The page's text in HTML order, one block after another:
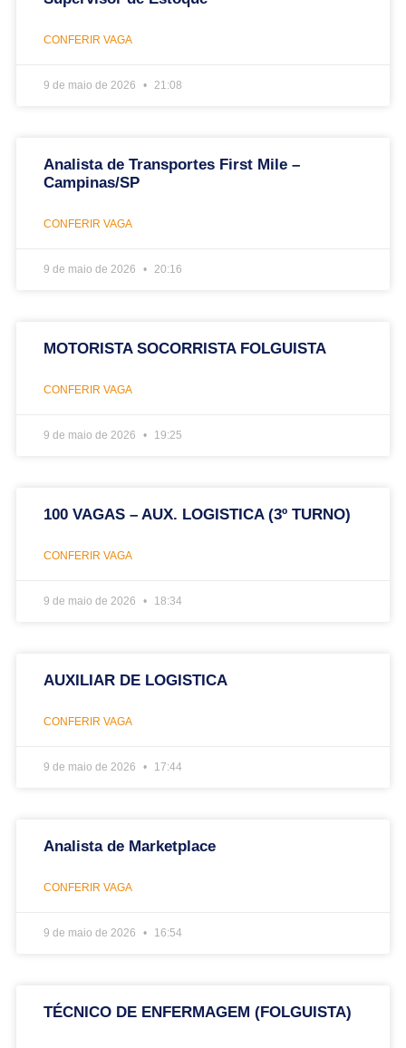
CONFERIR VAGA
9 de maio de 2026 21:08
Analista de Transportes First Mile –
Campinas/SP
CONFERIR VAGA
9 de maio de 2026 20:16
MOTORISTA SOCORRISTA FOLGUISTA
CONFERIR VAGA
9 de maio de 2026 19:25
100 VAGAS – AUX. LOGISTICA (3º TURNO)
CONFERIR VAGA
9 de maio de 2026 18:34
AUXILIAR DE LOGISTICA
CONFERIR VAGA
9 de maio de 2026 17:44
Analista de Marketplace
CONFERIR VAGA
9 de maio de 2026 16:54
TÉCNICO DE ENFERMAGEM (FOLGUISTA)